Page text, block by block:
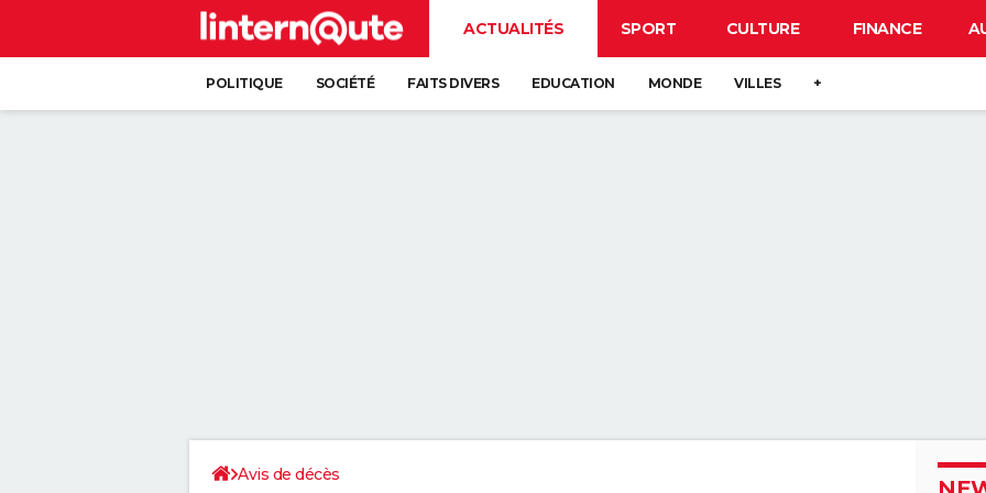
ACTUALITÉS SPORT CULTURE FINANCE
POLITIQUE SOCIÉTÉ FAITS DIVERS EDUCATION MONDE VILLES +
Avis de décès